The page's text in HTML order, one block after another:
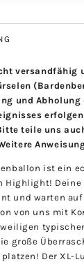
versandfähig
und Abholung
teile uns
ist ein
Highlight! Deine
und warten
von uns mit
große
platzen! Der XL-